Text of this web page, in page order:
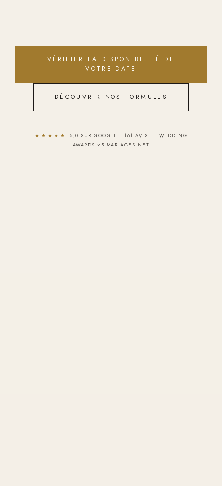
VÉRIFIER LA DISPONIBILITÉ DE
VOTRE DATE
DÉCOUVRIR NOS FORMULES
★★★★★
5,0 SUR GOOGLE · 161 AVIS — WEDDING
AWARDS ×5 MARIAGES.NET